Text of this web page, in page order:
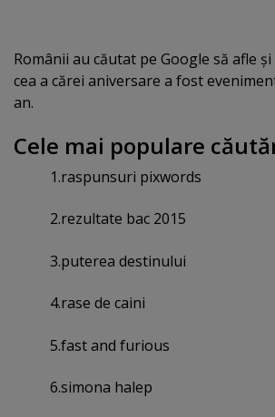
Românii au căutat pe Google să afle
cea a cărei aniversare a fost
an.
Cele mai populare
1.raspunsuri pixwords
2.rezultate bac 2015
3.puterea destinului
4.rase de caini
5.fast and furious
6.simona halep